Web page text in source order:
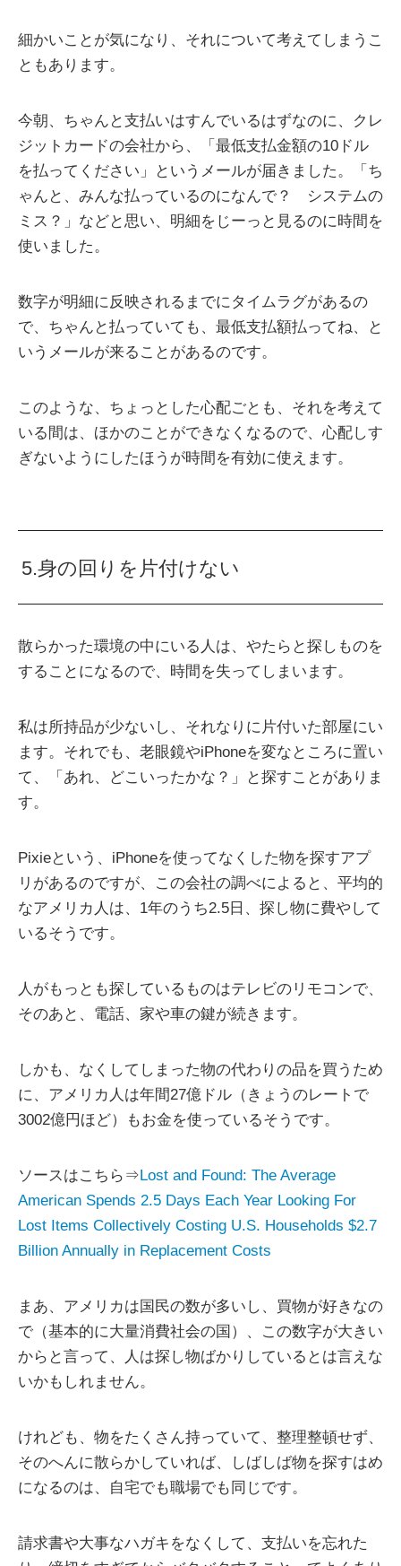
細かいことが気になり、それについて考えてしまうこ
ともあります。
今朝、ちゃんと支払いはすんでいるはずなのに、クレ
ジットカードの会社から、「最低支払金額の10ドル
を払ってください」というメールが届きました。「ち
ゃんと、みんな払っているのになんで？ システムの
ミス？」などと思い、明細をじーっと見るのに時間を
使いました。
数字が明細に反映されるまでにタイムラグがあるの
で、ちゃんと払っていても、最低支払額払ってね、と
いうメールが来ることがあるのです。
このような、ちょっとした心配ごとも、それを考えて
いる間は、ほかのことができなくなるので、心配しす
ぎないようにしたほうが時間を有効に使えます。
5.身の回りを片付けない
散らかった環境の中にいる人は、やたらと探しものを
することになるので、時間を失ってしまいます。
私は所持品が少ないし、それなりに片付いた部屋にい
ます。それでも、老眼鏡やiPhoneを変なところに置い
て、「あれ、どこいったかな？」と探すことがありま
す。
Pixieという、iPhoneを使ってなくした物を探すアプ
リがあるのですが、この会社の調べによると、平均的
なアメリカ人は、1年のうち2.5日、探し物に費やして
いるそうです。
人がもっとも探しているものはテレビのリモコンで、
そのあと、電話、家や車の鍵が続きます。
しかも、なくしてしまった物の代わりの品を買うため
に、アメリカ人は年間27億ドル（きょうのレートで
3002億円ほど）もお金を使っているそうです。
ソースはこちら⇒Lost and Found: The Average
American Spends 2.5 Days Each Year Looking For
Lost Items Collectively Costing U.S. Households $2.7
Billion Annually in Replacement Costs
まあ、アメリカは国民の数が多いし、買物が好きなの
で（基本的に大量消費社会の国）、この数字が大きい
からと言って、人は探し物ばかりしているとは言えな
いかもしれません。
けれども、物をたくさん持っていて、整理整頓せず、
そのへんに散らかしていれば、しばしば物を探すはめ
になるのは、自宅でも職場でも同じです。
請求書や大事なハガキをなくして、支払いを忘れた